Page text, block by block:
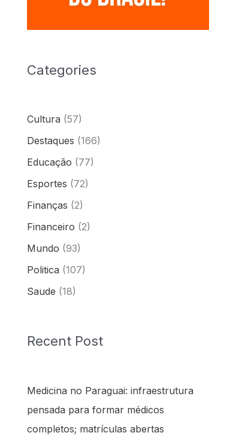
Categories
Cultura (57)
Destaques (166)
Educação (77)
Esportes (72)
Finanças (2)
Financeiro (2)
Mundo (93)
Politica (107)
Saude (18)
Recent Post
Medicina no Paraguai: infraestrutura
pensada para formar médicos
completos; matrículas abertas